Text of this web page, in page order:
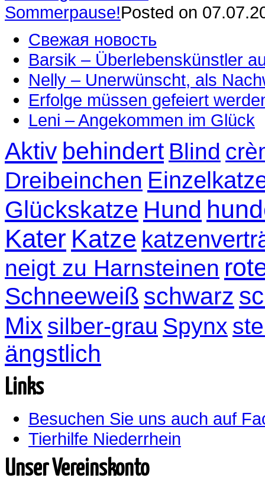
Sommerpause!Posted on
Свежая новость
Barsik – Überlebenskünstler
Nelly – Unerwünscht, als
Erfolge müssen gefeiert
Leni – Angekommen im Glück
Aktiv behindert Blind
Dreibeinchen
Glückskatze Hund
Kater Katze
neigt zu Harnsteinen
Schneeweiß schwarz
Mix silber-grau Spynx
ängstlich
Links
Besuchen Sie uns auch auf
Tierhilfe Niederrhein
Unser Vereinskonto